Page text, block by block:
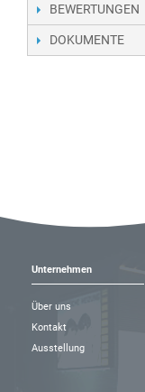
BEWERTUNGEN
DOKUMENTE
Unternehmen
Über uns
Kontakt
Ausstellung